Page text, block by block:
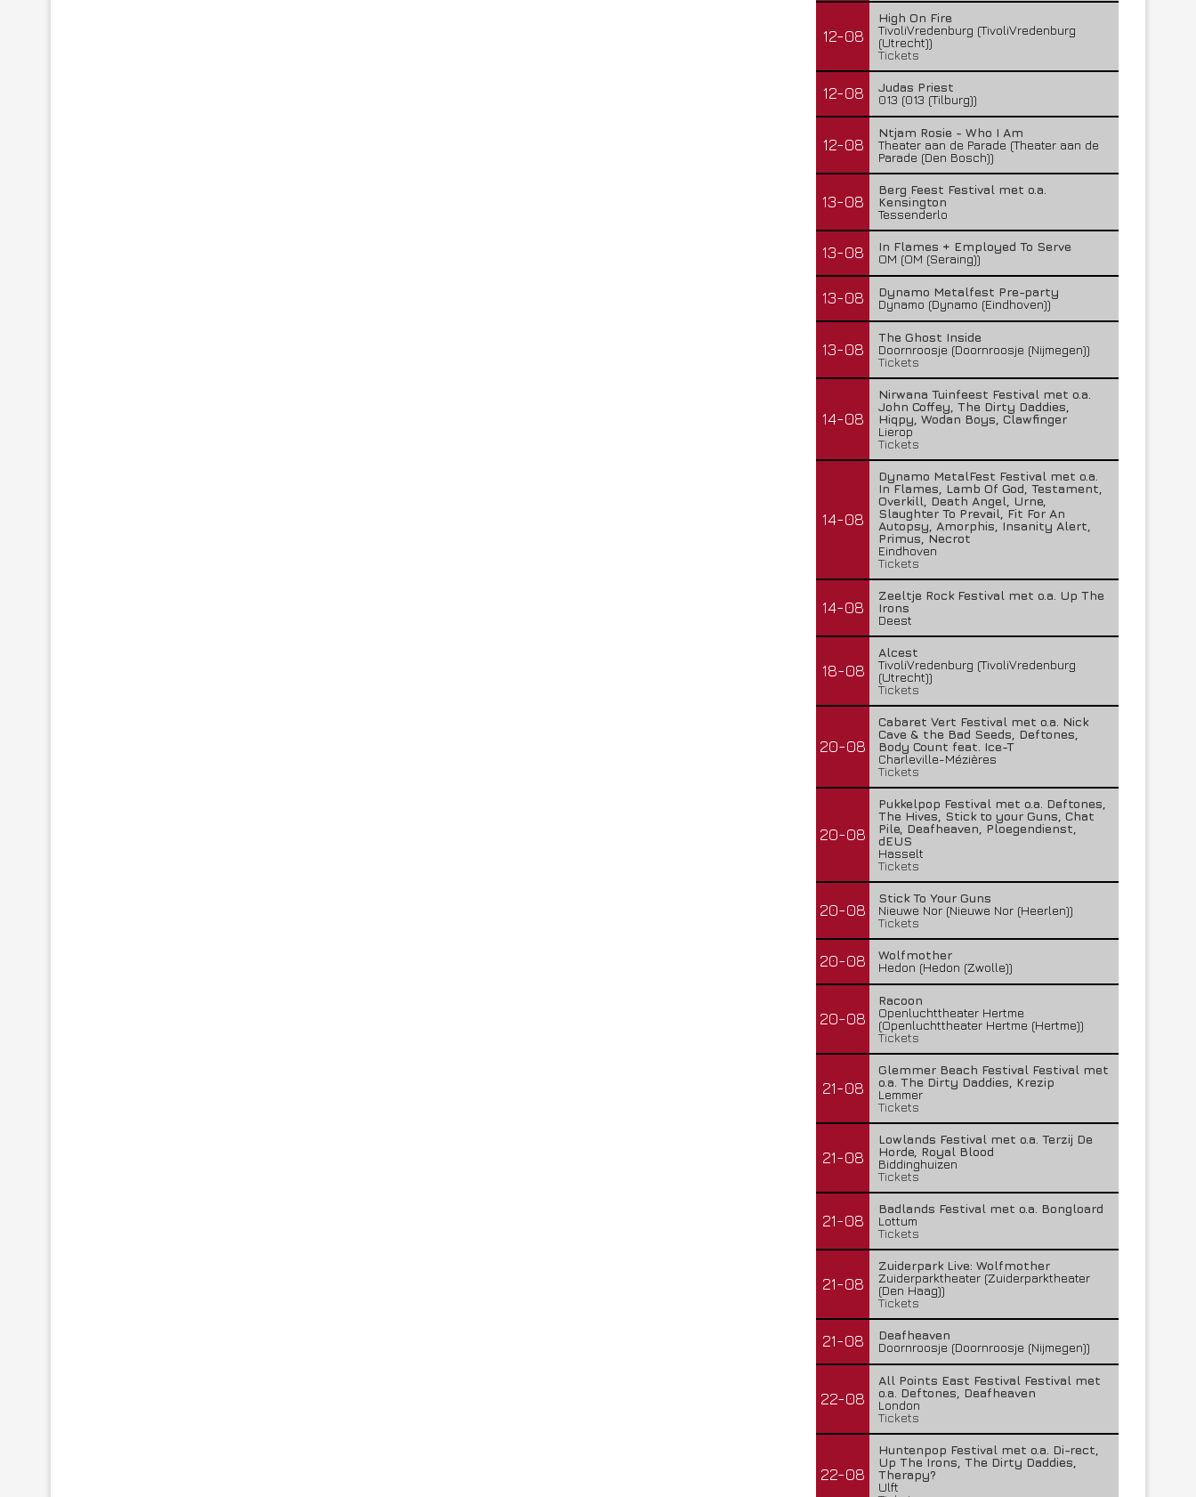
12-08
High On Fire
TivoliVredenburg (TivoliVredenburg
(Utrecht))
Tickets
12-08
Judas Priest
013 (013 (Tilburg))
12-08
Ntjam Rosie - Who I Am
Theater aan de Parade (Theater aan de
Parade (Den Bosch))
13-08
Berg Feest Festival met o.a.
Kensington
Tessenderlo
13-08
In Flames + Employed To Serve
OM (OM (Seraing))
13-08
Dynamo Metalfest Pre-party
Dynamo (Dynamo (Eindhoven))
13-08
The Ghost Inside
Doornroosje (Doornroosje (Nijmegen))
Tickets
14-08
Nirwana Tuinfeest Festival met o.a.
John Coffey, The Dirty Daddies,
Hiqpy, Wodan Boys, Clawfinger
Lierop
Tickets
14-08
Dynamo MetalFest Festival met o.a.
In Flames, Lamb Of God, Testament,
Overkill, Death Angel, Urne,
Slaughter To Prevail, Fit For An
Autopsy, Amorphis, Insanity Alert,
Primus, Necrot
Eindhoven
Tickets
14-08
Zeeltje Rock Festival met o.a. Up The
Irons
Deest
18-08
Alcest
TivoliVredenburg (TivoliVredenburg
(Utrecht))
Tickets
20-08
Cabaret Vert Festival met o.a. Nick
Cave & the Bad Seeds, Deftones,
Body Count feat. Ice-T
Charleville-Mézières
Tickets
20-08
Pukkelpop Festival met o.a. Deftones,
The Hives, Stick to your Guns, Chat
Pile, Deafheaven, Ploegendienst,
dEUS
Hasselt
Tickets
20-08
Stick To Your Guns
Nieuwe Nor (Nieuwe Nor (Heerlen))
Tickets
20-08
Wolfmother
Hedon (Hedon (Zwolle))
20-08
Racoon
Openluchttheater Hertme
(Openluchttheater Hertme (Hertme))
Tickets
21-08
Glemmer Beach Festival Festival met
o.a. The Dirty Daddies, Krezip
Lemmer
Tickets
21-08
Lowlands Festival met o.a. Terzij De
Horde, Royal Blood
Biddinghuizen
Tickets
21-08
Badlands Festival met o.a. Bongloard
Lottum
Tickets
21-08
Zuiderpark Live: Wolfmother
Zuiderparktheater (Zuiderparktheater
(Den Haag))
Tickets
21-08
Deafheaven
Doornroosje (Doornroosje (Nijmegen))
22-08
All Points East Festival Festival met
o.a. Deftones, Deafheaven
London
Tickets
22-08
Huntenpop Festival met o.a. Di-rect,
Up The Irons, The Dirty Daddies,
Therapy?
Ulft